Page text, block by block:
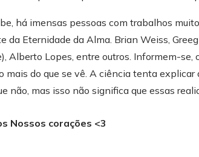
há imensas pessoas com trabalhos
Eternidade da Alma. Brian Weiss, Greeg
Alberto Lopes, entre outros. Informem-se,
mais do que se vê. A ciência tenta explicar
não, mas isso não significa que essas
Nossos corações <3